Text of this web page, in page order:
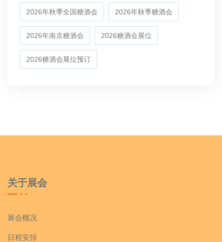
2026年秋季全国糖酒会 2026年秋季糖酒会
2026年南京糖酒会 2026糖酒会展位
2026糖酒会展位预订
关于展会
展会概况
日程安排